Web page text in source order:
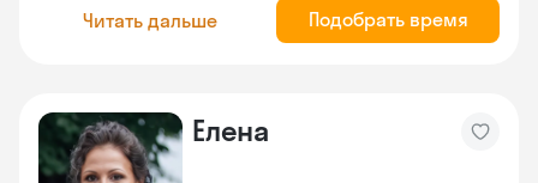
Читать дальше Подобрать время
Елена